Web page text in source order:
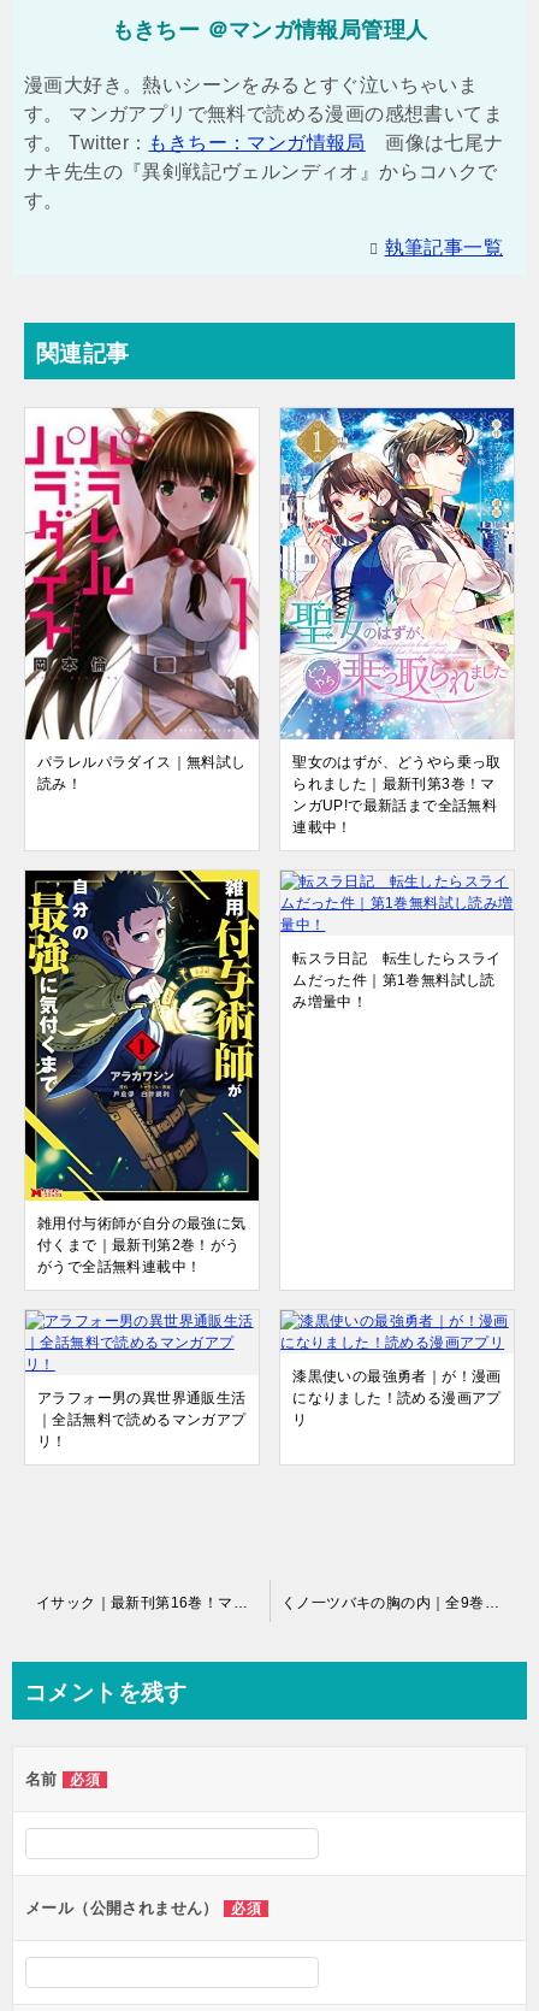
もきちー ＠マンガ情報局管理人
漫画大好き。熱いシーンをみるとすぐ泣いちゃいま
す。 マンガアプリで無料で読める漫画の感想書いてま
す。 Twitter： もきちー：マンガ情報局
画像は七尾ナ
ナキ先生の『異剣戦記ヴェルンディオ』からコハクで
す。
執筆記事一覧
関連記事
パラレルパラダイス｜無料試し
読み！
聖女のはずが、どうやら乗っ取
られました｜最新刊第3巻！マ
ンガUP!で最新話まで全話無料
連載中！
雑用付与術師が自分の最強に気
付くまで｜最新刊第2巻！がう
がうで全話無料連載中！
転スラ日記 転生したらスライ
ムだった件｜第1巻無料試し読
み増量中！
アラフォー男の異世界通販生活
｜全話無料で読めるマンガアプ
リ！
漆黒使いの最強勇者｜が！漫画
になりました！読める漫画アプ
リ
ビ
ー
シ
ン
イサック｜最新刊第16巻！マガポケで最新話まで全話無料配信中！ くノ一ツバキの胸の内｜全9巻完結！サンデーうぇぶりで最終巻まで全話無料配信中！
コメントを残す
名前 必須
メール（公開されません） 必須